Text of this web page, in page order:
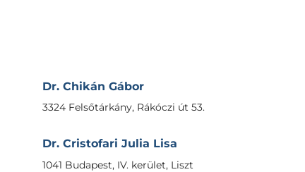
Dr. Chikán Gábor
3324 Felsőtárkány, Rákóczi út 53.
Dr. Cristofari Julia Lisa
1041 Budapest, IV. kerület, Liszt